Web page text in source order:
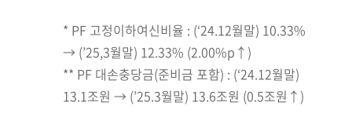
* PF 고정이하여신비율 : (‘24.12월말) 10.33%
→ (’25,3월말) 12.33% (2.00%p↑)
** PF 대손충당금(준비금 포함) : (‘24.12월말)
13.1조원 → (’25.3월말) 13.6조원 (0.5조원↑)